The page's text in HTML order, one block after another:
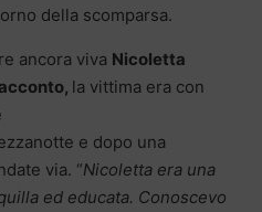
della scomparsa.
ancora viva Nicoletta
la vittima era con
e dopo una
via. “Nicoletta era una
ed educata. Conoscevo